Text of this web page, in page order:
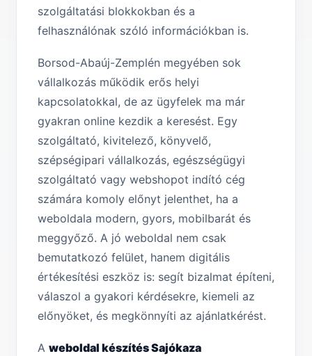
szolgáltatási blokkokban és a
felhasználónak szóló információkban is.
Borsod-Abaúj-Zemplén megyében sok
vállalkozás működik erős helyi
kapcsolatokkal, de az ügyfelek ma már
gyakran online kezdik a keresést. Egy
szolgáltató, kivitelező, könyvelő,
szépségipari vállalkozás, egészségügyi
szolgáltató vagy webshopot indító cég
számára komoly előnyt jelenthet, ha a
weboldala modern, gyors, mobilbarát és
meggyőző. A jó weboldal nem csak
bemutatkozó felület, hanem digitális
értékesítési eszköz is: segít bizalmat építeni,
válaszol a gyakori kérdésekre, kiemeli az
előnyöket, és megkönnyíti az ajánlatkérést.
A weboldal készítés Sajókaza